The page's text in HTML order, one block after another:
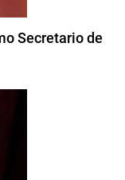
Secretario de